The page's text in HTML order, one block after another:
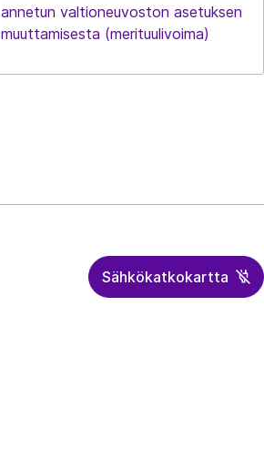
annetun valtioneuvoston asetuksen
muuttamisesta (merituulivoima)
Sähkökatkokartta